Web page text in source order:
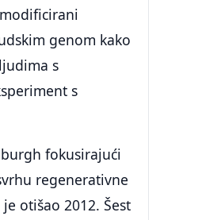
genom kako
s
s
fokusirajući
regenerativne
otišao 2012. Šest